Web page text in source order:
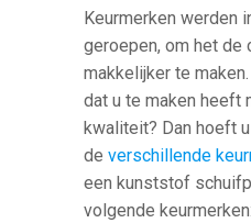
Keurmerken werden
geroepen, om het de
makkelijker te
dat u te maken heeft
kwaliteit? Dan hoeft
deverschillende
een kunststof
volgende